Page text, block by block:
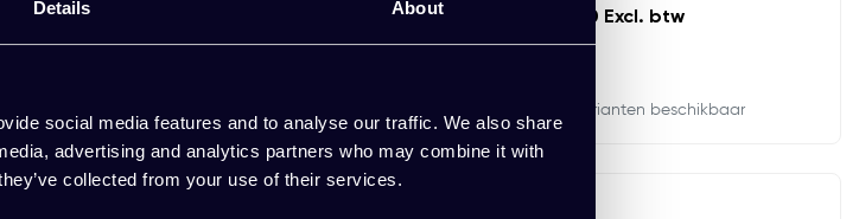
Details About
social media features and to analyse our traffic. We also share
advertising and analytics partners who may combine it with
collected from your use of their services.
EUR 335,00 Excl. btw
Meerdere varianten beschikbaar